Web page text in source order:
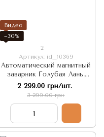
Видео
−30%
2
Артикул: id_10369
Автоматический магнитный
заварник Голубая Лань,
приносящая богатство
2 299.00 грн/шт.
3 299.00 грн